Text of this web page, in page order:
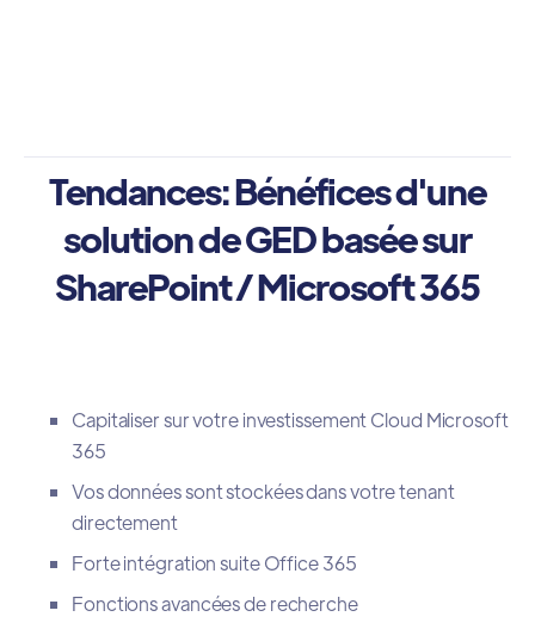
Tendances: Bénéfices d'une
solution de GED basée sur
SharePoint / Microsoft 365
Capitaliser sur votre investissement Cloud Microsoft
365
Vos données sont stockées dans votre tenant
directement
Forte intégration suite Office 365
Fonctions avancées de recherche